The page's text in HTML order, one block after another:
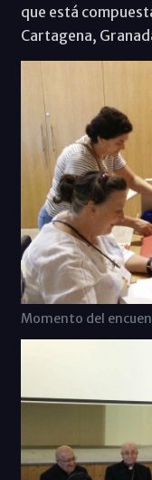
que está
Cartagena,
Momento del